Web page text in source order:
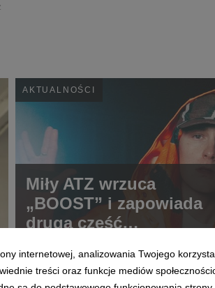
AKTUALNOŚCI
Miły ATZ wrzuca
„BOOST” i zapowiada
drugą część
internetowej, analizowania Twojego
treści oraz funkcje mediów